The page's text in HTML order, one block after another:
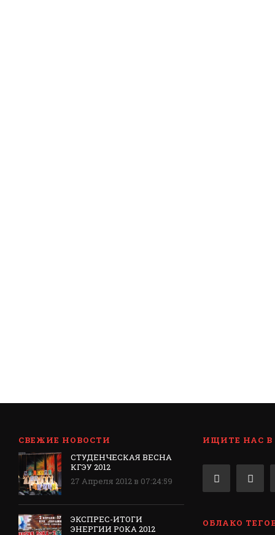
СВЕЖИЕ НОВОСТИ
СТУДЕНЧЕСКАЯ ВЕСНА
КГЭУ 2012
27 Апреля 2012 в 07:24:59
ЭКСПРЕС-ИТОГИ
ЭНЕРГИИ РОКА 2012
ИЩИТЕ НАС В
ОБЛАКО